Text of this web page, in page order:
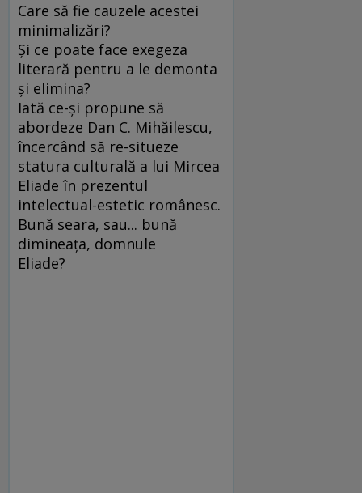
Care să fie cauzele acestei
minimalizări?
Şi ce poate face exegeza
literară pentru a le demonta
şi elimina?
Iată ce-şi propune să
abordeze Dan C. Mihăilescu,
încercând să re-situeze
statura culturală a lui Mircea
Eliade în prezentul
intelectual-estetic românesc.
Bună seara, sau... bună
dimineaţa, domnule
Eliade?